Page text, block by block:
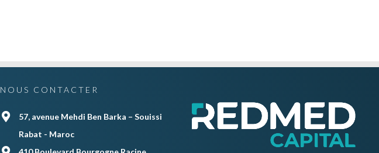
NOUS CONTACTER
57, avenue Mehdi Ben Barka – Souissi
Rabat - Maroc